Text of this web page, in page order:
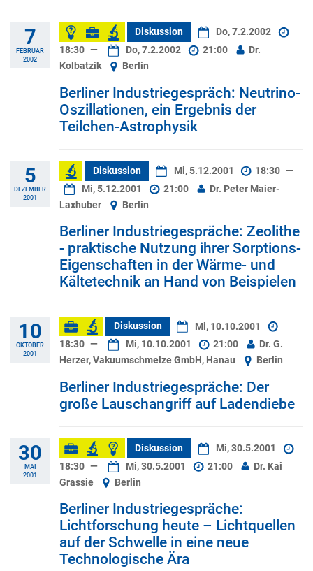
7
FEBRUAR
2002
Diskussion
Do, 7.2.2002
18:30 — Do, 7.2.2002 21:00
Dr.
Kolbatzik
Berlin
Berliner Industriegespräch: Neutrino-
Oszillationen, ein Ergebnis der
Teilchen-Astrophysik
5
DEZEMBER
2001
Diskussion Mi, 5.12.2001 18:30 —
Mi, 5.12.2001
21:00
Dr. Peter Maier-
Laxhuber
Berlin
Berliner Industriegespräche: Zeolithe
- praktische Nutzung ihrer Sorptions-
Eigenschaften in der Wärme- und
Kältetechnik an Hand von Beispielen
10
OKTOBER
2001
Diskussion
Mi, 10.10.2001
18:30 — Mi, 10.10.2001 21:00
Dr. G.
Herzer, Vakuumschmelze GmbH, Hanau
Berlin
Berliner Industriegespräche: Der
große Lauschangriff auf Ladendiebe
30
MAI
2001
Diskussion
Mi, 30.5.2001
18:30 — Mi, 30.5.2001 21:00
Dr. Kai
Grassie
Berlin
Berliner Industriegespräche:
Lichtforschung heute – Lichtquellen
auf der Schwelle in eine neue
Technologische Ära